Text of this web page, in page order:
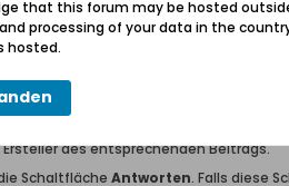
werden?
als wichtig eingestuft. Diese
darin gibt. Wichtige
innerhalb eines Themas wurde
des entsprechenden Beitrags.
Schaltfläche Antworten. Falls diese
that this forum may be hosted
processing of your data in the
hosted.